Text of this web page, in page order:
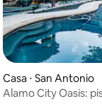
média de
Casa ⋅ San Antonio
Alamo City Oasis: